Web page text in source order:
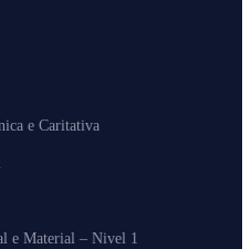
e Caritativa
e Material – Nivel 1